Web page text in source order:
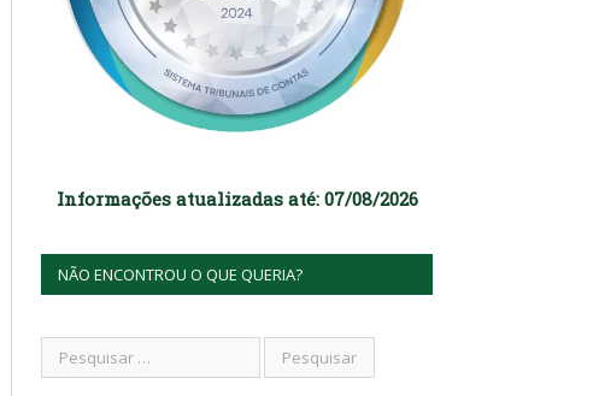
Informações atualizadas até: 07/08/2026
NÃO ENCONTROU O QUE QUERIA?